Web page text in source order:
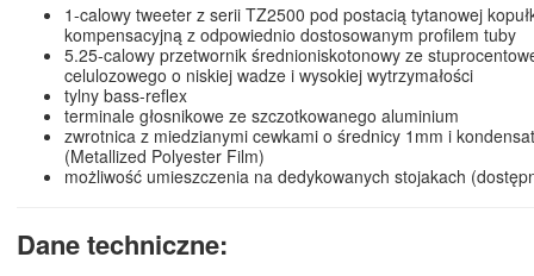
1-calowy tweeter z serii TZ2500 pod postacią tytanowej
kompensacyjną z odpowiednio dostosowanym profilem tuby
5.25-calowy przetwornik średnioniskotonowy ze
celulozowego o niskiej wadze i wysokiej wytrzymałości
tylny bass-reflex
terminale głosnikowe ze szczotkowanego aluminium
zwrotnica z miedzianymi cewkami o średnicy 1mm i
(Metallized Polyester Film)
możliwość umieszczenia na dedykowanych stojakach
Dane techniczne: